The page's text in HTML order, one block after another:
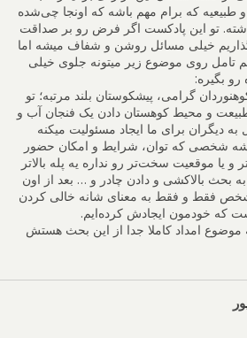
طبیعیه که برام مهم باشه که اونجا چی‌شده
تو این پادکست اگر فرض رو بر صداقت
خیلی مسائل روشن و شفاف میشه اما
تامل روی موضوع زیر میتونه جلوی خیلی
رو بگیره:
گرامی، پیشکوستان بلند مرتبه؛ تو
و محیط کوهستان دادن یک فنجان آب و
به دیگران برای ما ایجاد مسئولیت میکنه
شخصی که توان، شرایط و امکان حضور
و یا موقعیت سخت‌تر رو نداره یه پله بالاتر
بحث بالاکشی و دادن چادر و … بعد از اون
فقط و فقط به معنای شانه خالی کردن
که خودمون ایجادش کرده‌ایم.
موضوع امداد کاملا جدا از این بحث هستش